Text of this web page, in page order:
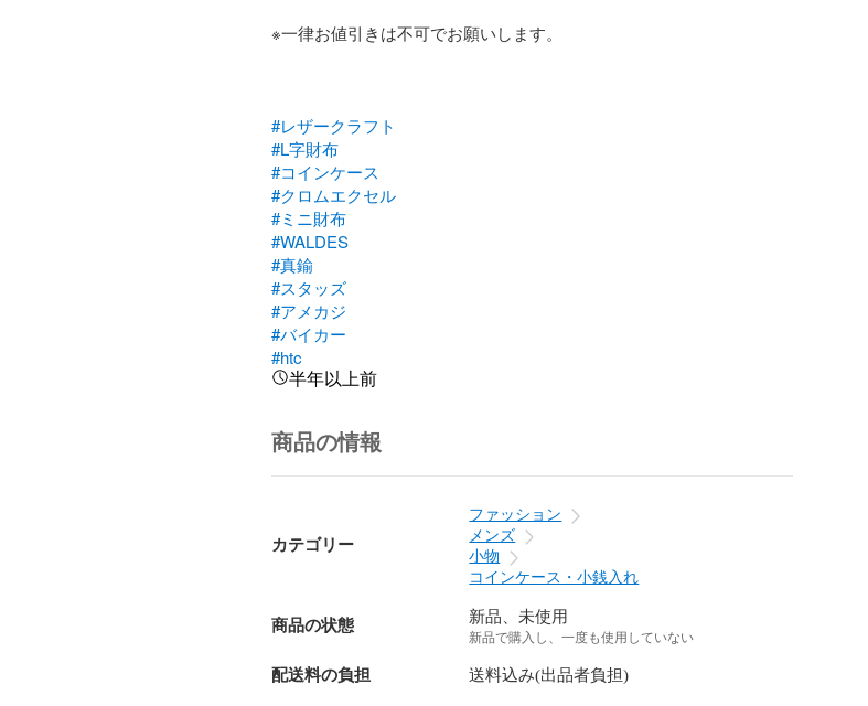
※一律お値引きは不可でお願いします。
#レザークラフト
#L字財布
#コインケース
#クロムエクセル
#ミニ財布
#WALDES
#真鍮
#スタッズ
#アメカジ
#バイカー
#htc
半年以上前
商品の情報
カテゴリー
ファッション
メンズ
小物
コインケース・小銭入れ
商品の状態 新品、未使用
新品で購入し、一度も使用していない
配送料の負担 送料込み(出品者負担)